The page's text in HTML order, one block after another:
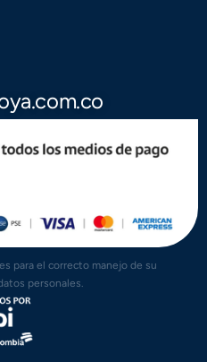
para el correcto manejo de su
personales.